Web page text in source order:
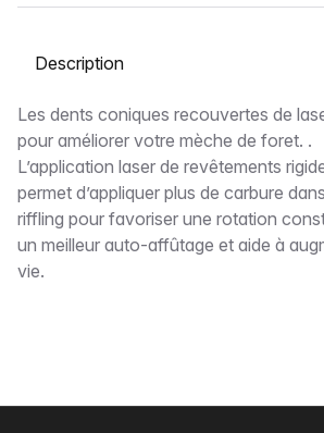
Sélectionnez un onglet
Description
Les dents coniques recouvertes de
pour améliorer votre mèche de foret. .
L’application laser de revêtements
permet d’appliquer plus de carbure
riffling pour favoriser une rotation
un meilleur auto-affûtage et aide à
vie.